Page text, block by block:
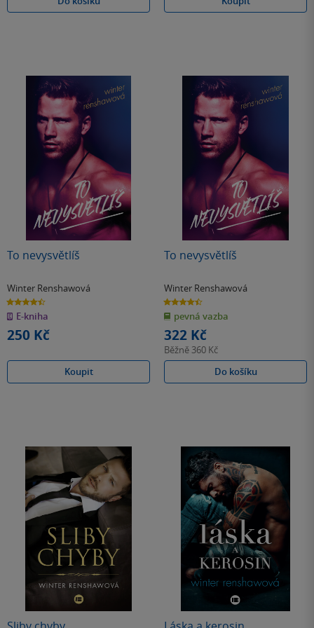
To nevysvětlíš
Winter Renshawová
4.5
z
5
hvězdiček
E-kniha
250 Kč
Koupit
To nevysvětlíš
Winter Renshawová
4.5
z
5
hvězdiček
pevná vazba
322 Kč
Běžně 360 Kč
Do košíku